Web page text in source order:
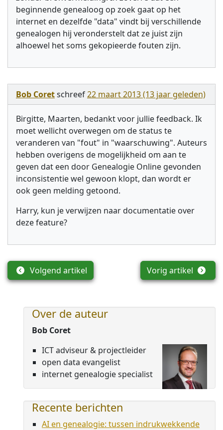
beginnende genealoog op zoek gaat op het
internet en dezelfde "data" vindt bij verschillende
genealogen hij veronderstelt dat ze juist zijn
alhoewel het soms gekopieerde fouten zijn.
Bob Coretschreef22 maart 2013 (13 jaar geleden)
Birgitte, Maarten, bedankt voor jullie feedback. Ik
moet wellicht overwegen om de status te
veranderen van "fout" in "waarschuwing". Auteurs
hebben overigens de mogelijkheid om aan te
geven dat een door Genealogie Online gevonden
inconsistentie wel gewoon klopt, dan wordt er
ook geen melding getoond.
Harry, kun je verwijzen naar documentatie over
deze feature?
Vorig artikel
Volgend artikel
Over de auteur
Bob Coret
ICT adviseur & projectleider
open data evangelist
internet genealogie specialist
Recente berichten
AI en genealogie: tussen indrukwekkende